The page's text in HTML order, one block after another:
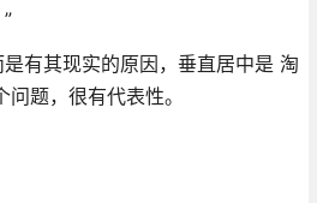
有其现实的原因，垂直居中是 淘
题，很有代表性。